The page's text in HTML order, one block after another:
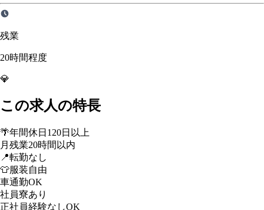
残業
20時間程度
💎
この求人の特長
🌴年間休日120日以上
月残業20時間以内
📍転勤なし
👕服装自由
車通勤OK
社員寮あり
正社員経験なしOK